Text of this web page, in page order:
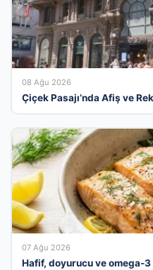
08 Ağu 2026
Çiçek Pasajı’nda Afiş ve
07 Ağu 2026
Hafif, doyurucu ve omega-3